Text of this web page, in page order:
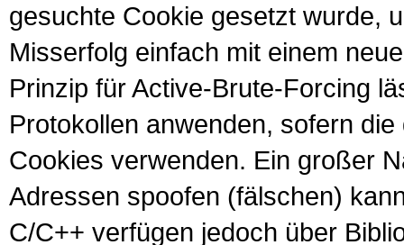
gesuchte Cookie gesetzt wurde,
Misserfolg einfach mit einem
Prinzip fürActive-Brute-Forcing
Protokollen anwenden, sofern
Cookies verwenden. Ein großer
Adressen spoofen (fälschen)
C/C++ verfügen jedoch über